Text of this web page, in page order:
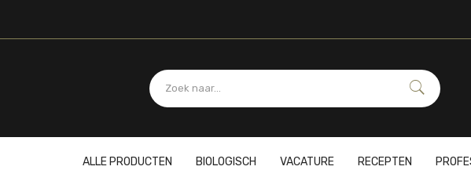
ALLE PRODUCTEN BIOLOGISCH VACATURE RECEPTEN